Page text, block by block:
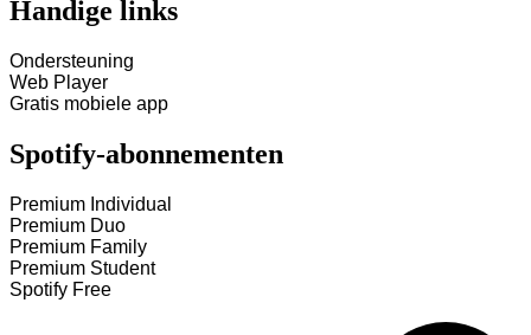
Handige links
Ondersteuning
Web Player
Gratis mobiele app
Spotify-abonnementen
Premium Individual
Premium Duo
Premium Family
Premium Student
Spotify Free